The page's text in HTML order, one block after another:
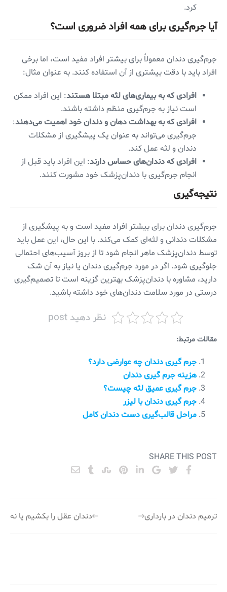
کرد.
آیا جرم‌گیری برای همه افراد ضروری است؟
جرم‌گیری دندان معمولاً برای بیشتر افراد مفید است، اما برخی
افراد باید با دقت بیشتری از آن استفاده کنند. به عنوان مثال:
افرادی که به بیماری‌های لثه مبتلا هستند: این افراد ممکن
است نیاز به جرم‌گیری منظم داشته باشند.
افرادی که به بهداشت دهان و دندان خود اهمیت می‌دهند:
جرم‌گیری می‌تواند به عنوان یک پیشگیری از مشکلات
دندان و لثه عمل کند.
افرادی که دندان‌های حساس دارند: این افراد باید قبل از
انجام جرم‌گیری با دندان‌پزشک خود مشورت کنند.
نتیجه‌گیری
جرم‌گیری دندان برای بیشتر افراد مفید است و به پیشگیری از
مشکلات دندانی و لثه‌ای کمک می‌کند. با این حال، این عمل باید
توسط دندان‌پزشک ماهر انجام شود تا از بروز آسیب‌های احتمالی
جلوگیری شود. اگر در مورد جرم‌گیری دندان یا نیاز به آن شک
دارید، مشاوره با دندان‌پزشک بهترین گزینه است تا تصمیم‌گیری
درستی در مورد سلامت دندان‌های خود داشته باشید.
نظر دهید post
مقالات مرتبط:
جرم گیری دندان چه عوارضی دارد؟
هزینه جرم گیری دندان
جرم گیری عمیق لثه چیست؟
جرم گیری دندان با لیزر
مراحل قالب‌گیری دست دندان کامل
SHARE THIS POST
راهبری
دندان عقل را بکشیم یا نه ترمیم دندان در بارداری